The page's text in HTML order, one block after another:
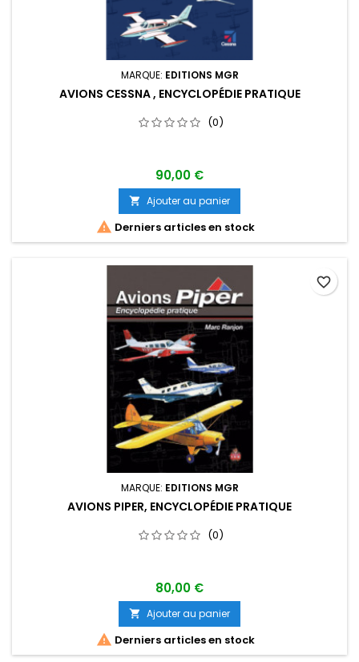
MARQUE: EDITIONS MGR
AVIONS CESSNA , ENCYCLOPÉDIE PRATIQUE
(0)
90,00 €
 Ajouter au panier
 Derniers articles en stock
MARQUE: EDITIONS MGR
AVIONS PIPER, ENCYCLOPÉDIE PRATIQUE
(0)
80,00 €
 Ajouter au panier
 Derniers articles en stock
favorite_border